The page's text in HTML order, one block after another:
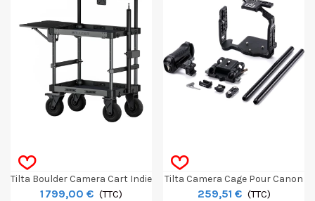
Tilta Boulder Camera Cart Indie
Kit - Gris
1 799,00 € (TTC)
Tilta Camera Cage Pour Canon
C80 - Advanced Kit
259,51 € (TTC)